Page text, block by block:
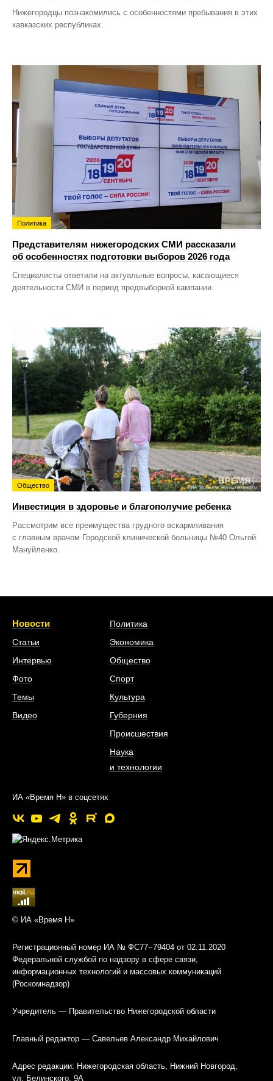
Нижегородцы познакомились с особенностями пребывания в этих
кавказских республиках.
Политика
Представителям нижегородских СМИ рассказали
об особенностях подготовки выборов 2026 года
Специалисты ответили на актуальные вопросы, касающиеся
деятельности СМИ в период предвыборной кампании.
Общество
Инвестиция в здоровье и благополучие ребенка
Рассмотрим все преимущества грудного вскармливания
с главным врачом Городской клинической больницы №40 Ольгой
Мануйленко.
Новости
Статьи
Интервью
Фото
Темы
Видео
Политика
Экономика
Общество
Спорт
Культура
Губерния
Происшествия
Наука
и технологии
ИА «Время Н» в соцсетях
© ИА «Время Н»
Регистрационный номер ИА № ФС77−79404 от 02.11.2020
Федеральной службой по надзору в сфере связи,
информационных технологий и массовых коммуникаций
(Роскомнадзор)
Учредитель — Правительство Нижегородской области
Главный редактор — Савельев Александр Михайлович
Адрес редакции: Нижегородская область, Нижний Новгород,
ул. Белинского, 9А